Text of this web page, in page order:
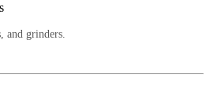
and grinders.